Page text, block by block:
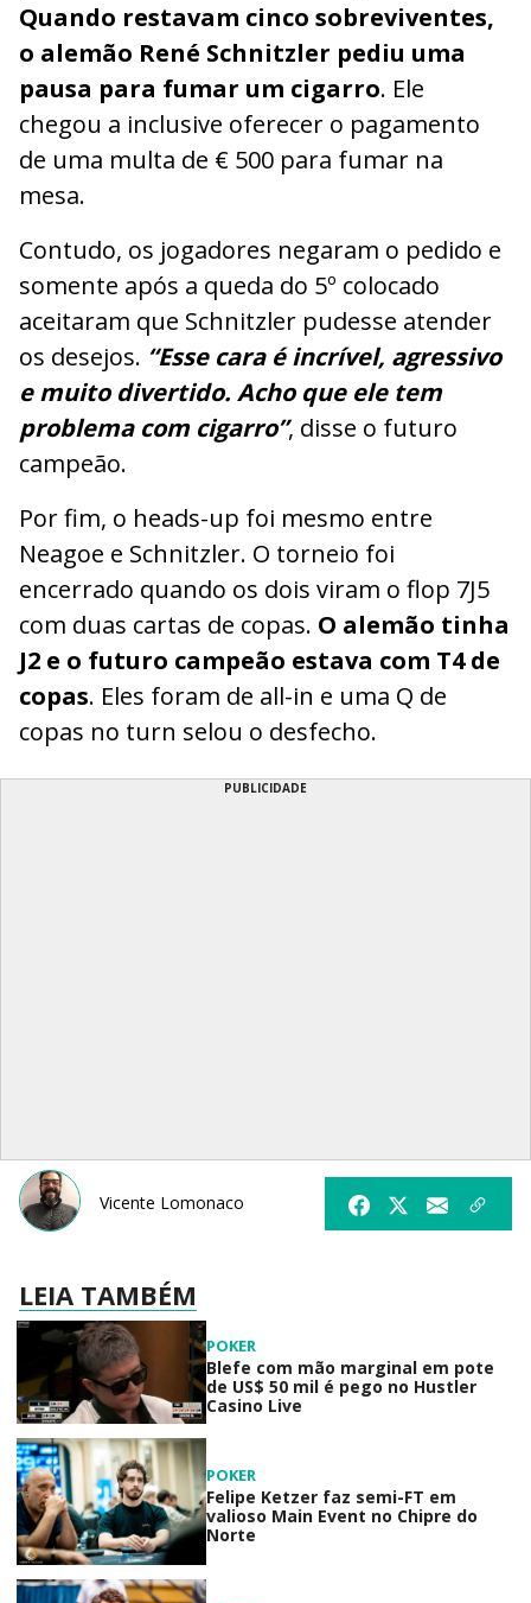
Quando restavam cinco sobreviventes,
o alemão René Schnitzler pediu uma
pausa para fumar um cigarro. Ele
chegou a inclusive oferecer o pagamento
de uma multa de € 500 para fumar na
mesa.
Contudo, os jogadores negaram o pedido e
somente após a queda do 5º colocado
aceitaram que Schnitzler pudesse atender
os desejos. “Esse cara é incrível, agressivo
e muito divertido. Acho que ele tem
problema com cigarro”, disse o futuro
campeão.
Por fim, o heads-up foi mesmo entre
Neagoe e Schnitzler. O torneio foi
encerrado quando os dois viram o flop 7J5
com duas cartas de copas. O alemão tinha
J2 e o futuro campeão estava com T4 de
copas. Eles foram de all-in e uma Q de
copas no turn selou o desfecho.
PUBLICIDADE
Vicente Lomonaco
LEIA TAMBÉM
POKER
Blefe com mão marginal em pote
de US$ 50 mil é pego no Hustler
Casino Live
POKER
Felipe Ketzer faz semi-FT em
valioso Main Event no Chipre do
Norte